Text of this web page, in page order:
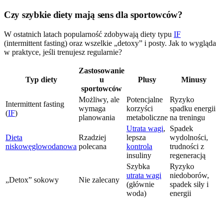
Czy szybkie diety mają sens dla sportowców?
W ostatnich latach popularność zdobywają diety typu IF
(intermittent fasting) oraz wszelkie „detoxy” i posty. Jak to wygląda
w praktyce, jeśli trenujesz regularnie?
Typ diety
Zastosowanie
u
sportowców
Plusy Minusy
Intermittent fasting
(IF)
Możliwy, ale
wymaga
planowania
Potencjalne
korzyści
metaboliczne
Ryzyko
spadku energii
na treningu
Dieta
niskowęglowodanowa
Rzadziej
polecana
Utrata wagi,
lepsza
kontrola
insuliny
Spadek
wydolności,
trudności z
regeneracją
„Detox” sokowy Nie zalecany
Szybka
utrata wagi
(głównie
woda)
Ryzyko
niedoborów,
spadek siły i
energii